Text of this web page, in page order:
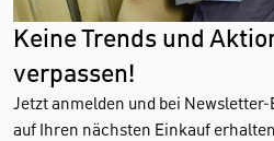
Keine Trends und
verpassen!
Jetzt anmelden und bei
auf Ihren nächsten Einkauf